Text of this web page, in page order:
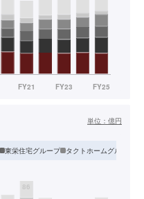
単位： 億円
東栄住宅グループ タクトホームグループ